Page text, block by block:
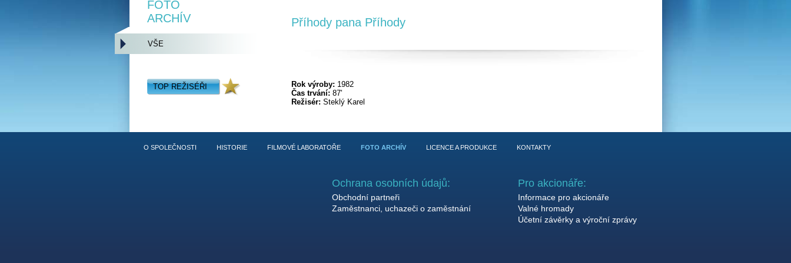
Příhody pana Příhody
Rok výroby: 1982
Čas trvání: 87'
Režisér: Steklý Karel
FOTO
ARCHÍV
VŠE
TOP REŽISÉŘI
O SPOLEČNOSTI HISTORIE FILMOVÉ LABORATOŘE FOTO ARCHÍV LICENCE A PRODUKCE KONTAKTY
Pro akcionáře:
Informace pro akcionáře
Valné hromady
Účetní závěrky a výroční zprávy
Ochrana osobních údajů:
Obchodní partneři
Zaměstnanci, uchazeči o zaměstnání